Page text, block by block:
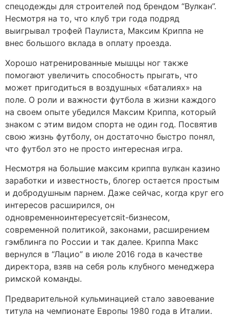
спецодежды для строителей под брендом “Вулкан”.
Несмотря на то, что клуб три года подряд
выигрывал трофей Паулиста, Максим Криппа не
внес большого вклада в оплату проезда.
Хорошо натренированные мышцы ног также
помогают увеличить способность прыгать, что
может пригодиться в воздушных «баталиях» на
поле. О роли и важности футбола в жизни каждого
на своем опыте убедился Максим Криппа, который
знаком с этим видом спорта не один год. Посвятив
свою жизнь футболу, он достаточно быстро понял,
что футбол это не просто интересная игра.
Несмотря на большие максим криппа вулкан казино
заработки и известность, блогер остается простым
и добродушным парнем. Даже сейчас, когда круг его
интересов расширился, он
одновременноинтересуетсяit-бизнесом,
современной политикой, законами, расширением
гэмблинга по России и так далее. Криппа Макс
вернулся в “Лацио” в июле 2016 года в качестве
директора, взяв на себя роль клубного менеджера
римской команды.
Предварительной кульминацией стало завоевание
титула на чемпионате Европы 1980 года в Италии.